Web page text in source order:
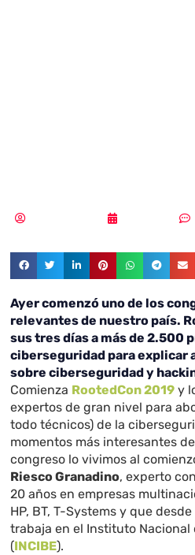
Ayer comenzó uno de los
relevantes de nuestro país.
sus tres días a más de 2.500
ciberseguridad para explicar
sobre ciberseguridad y
Comienza RootedCon 2019 y
expertos de gran nivel para
todo técnicos) de la
momentos más interesantes
congreso lo vivimos al
Riesco Granadino, experto
20 años en empresas
HP, BT, T-Systems y que
trabaja en el Instituto Nacional
(INCIBE).